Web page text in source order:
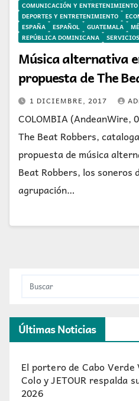
COMUNICACIÓN Y ENTRETENIMIENTO
DEPORTES Y ENTRETENIMIENTO
ESPAÑA
ESPAÑOL GUATEMALA
REPÚBLICA DOMINICANA
Música alternativa
propuesta de The
1 DICIEMBRE, 2017
COLOMBIA (AndeanWire,
The Beat Robbers,
propuesta de música
Beat Robbers, los soneros
agrupación…
Últimas Noticias
El portero de Cabo
Colo y JETOUR respalda
2026